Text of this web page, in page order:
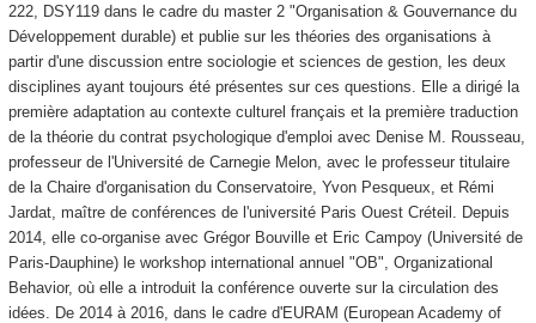
222, DSY119 dans le cadre du master 2 "Organisation & Gouvernance du
Développement durable) et publie sur les théories des organisations à
partir d'une discussion entre sociologie et sciences de gestion, les deux
disciplines ayant toujours été présentes sur ces questions. Elle a dirigé la
première adaptation au contexte culturel français et la première traduction
de la théorie du contrat psychologique d'emploi avec Denise M. Rousseau,
professeur de l'Université de Carnegie Melon, avec le professeur titulaire
de la Chaire d'organisation du Conservatoire, Yvon Pesqueux, et Rémi
Jardat, maître de conférences de l'université Paris Ouest Créteil. Depuis
2014, elle co-organise avec Grégor Bouville et Eric Campoy (Université de
Paris-Dauphine) le workshop international annuel "OB", Organizational
Behavior, où elle a introduit la conférence ouverte sur la circulation des
idées. De 2014 à 2016, dans le cadre d'EURAM (European Academy of